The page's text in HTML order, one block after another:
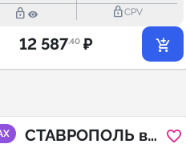
lock_outline lock_outlineCPV
12 587.40 ₽
СТАВРОПОЛЬ в